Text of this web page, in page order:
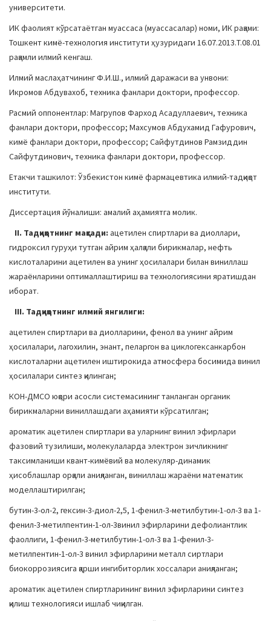
университети.
ИК фаолият кўрсатаётган муассаса (муассасалар) номи, ИК рақами:
Тошкент кимё-технология институти ҳузуридаги 16.07.2013.T.08.01
рақамли илмий кенгаш.
Илмий маслаҳатчининг Ф.И.Ш., илмий даражаси ва унвони:
Икромов Абдувахоб, техника фанлари доктори, профессор.
Расмий оппонентлар: Магрупов Фарход Асадуллаевич, техника
фанлари доктори, профессор; Махсумов Абдухамид Гафурович,
кимё фанлари доктори, профессор; Сайфутдинов Рамзиддин
Сайфутдинович, техника фанлари доктори, профессор.
Етакчи ташкилот: Ўзбекистон кимё фармацевтика илмий-тадқиқот
институти.
Диссертация йўналиши: амалий аҳамиятга молик.
II. Тадқиқотнинг мақсади: ацетилен спиртлари ва диоллари,
гидроксил гуруҳи тутган айрим ҳалқали бирикмалар, нефть
кислоталарини ацетилен ва унинг ҳосилалари билан виниллаш
жараёнларини оптималлаштириш ва технологиясини яратишдан
иборат.
III. Тадқиқотнинг илмий янгилиги:
ацетилен спиртлари ва диолларини, фенол ва унинг айрим
ҳосилалари, лагохилин, энант, пеларгон ва циклогексанкарбон
кислоталарни ацетилен иштирокида атмосфера босимида винил
ҳосилалари синтез қилинган;
КОН-ДМСО юқори асосли системасининг танланган органик
бирикмаларни виниллашдаги аҳамияти кўрсатилган;
ароматик ацетилен спиртлари ва уларнинг винил эфирлари
фазовий тузилиши, молекулаларда электрон зичликнинг
таксимланиши квант-кимёвий ва молекуляр-динамик
ҳисоблашлар орқали аниқланган, виниллаш жараёни математик
моделлаштирилган;
бутин-3-ол-2, гексин-3-диол-2,5, 1-фенил-3-метилбутин-1-ол-3 ва 1-
фенил-3-метилпентин-1-ол-3винил эфирларини дефолиантлик
фаоллиги, 1-фенил-3-метилбутин-1-ол-3 ва 1-фенил-3-
метилпентин-1-ол-3 винил эфирларини металл сиртлари
биокоррозиясига қарши ингибиторлик хоссалари аниқланган;
ароматик ацетилен спиртларининг винил эфирларини синтез
қилиш технологияси ишлаб чиқилган.